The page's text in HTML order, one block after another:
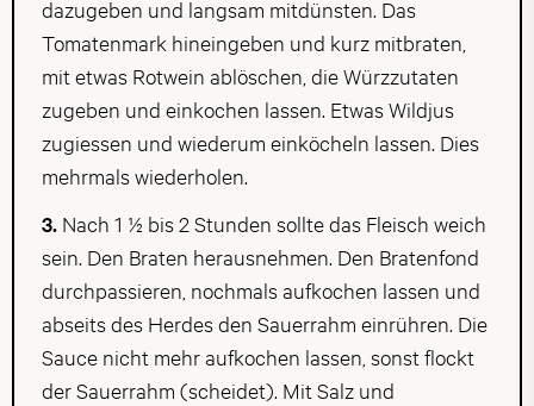
dazugeben und langsam mitdünsten. Das
Tomatenmark hineingeben und kurz mitbraten,
mit etwas Rotwein ablöschen, die Würzzutaten
zugeben und einkochen lassen. Etwas Wildjus
zugiessen und wiederum einköcheln lassen. Dies
mehrmals wiederholen.
3. Nach 1 ½ bis 2 Stunden sollte das Fleisch weich
sein. Den Braten herausnehmen. Den Bratenfond
durchpassieren, nochmals aufkochen lassen und
abseits des Herdes den Sauerrahm einrühren. Die
Sauce nicht mehr aufkochen lassen, sonst flockt
der Sauerrahm (scheidet). Mit Salz und